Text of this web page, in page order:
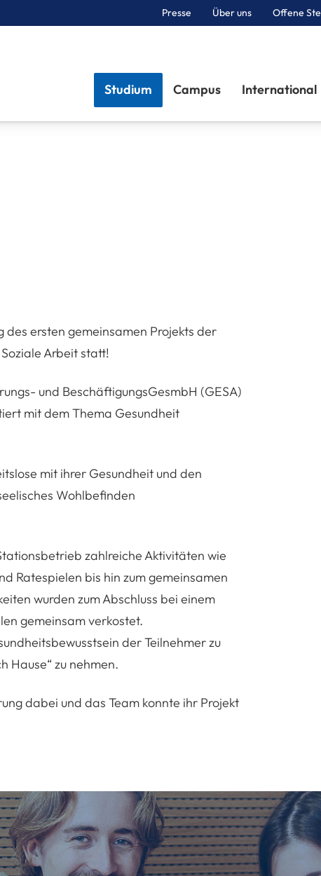
Presse Über uns Offene
Studium Campus International
des ersten gemeinsamen Projekts der
Arbeit statt!
und BeschäftigungsGesmbH (GESA)
mit dem Thema Gesundheit
mit ihrer Gesundheit und den
Wohlbefinden
zahlreiche Aktivitäten wie
Ratespielen bis hin zum gemeinsamen
wurden zum Abschluss bei einem
gemeinsam verkostet.
der Teilnehmer zu
Hause“ zu nehmen.
dabei und das Team konnte ihr Projekt